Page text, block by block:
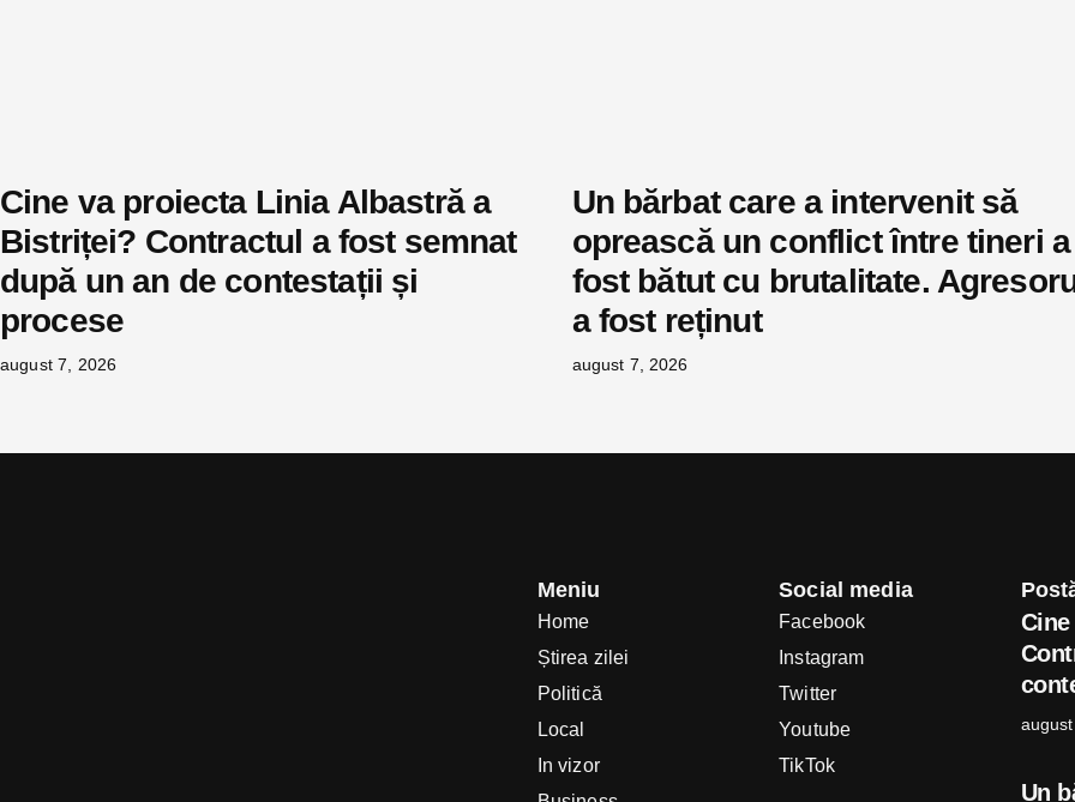
Cine va proiecta Linia Albastră a
Bistriței? Contractul a fost semnat
după un an de contestații și
procese
august 7, 2026
Un bărbat care a intervenit să
oprească un conflict între tineri a
fost bătut cu brutalitate.
a fost reținut
august 7, 2026
Meniu
Home
Știrea zilei
Politică
Local
In vizor
Social media
Facebook
Instagram
Twitter
Youtube
TikTok
Un